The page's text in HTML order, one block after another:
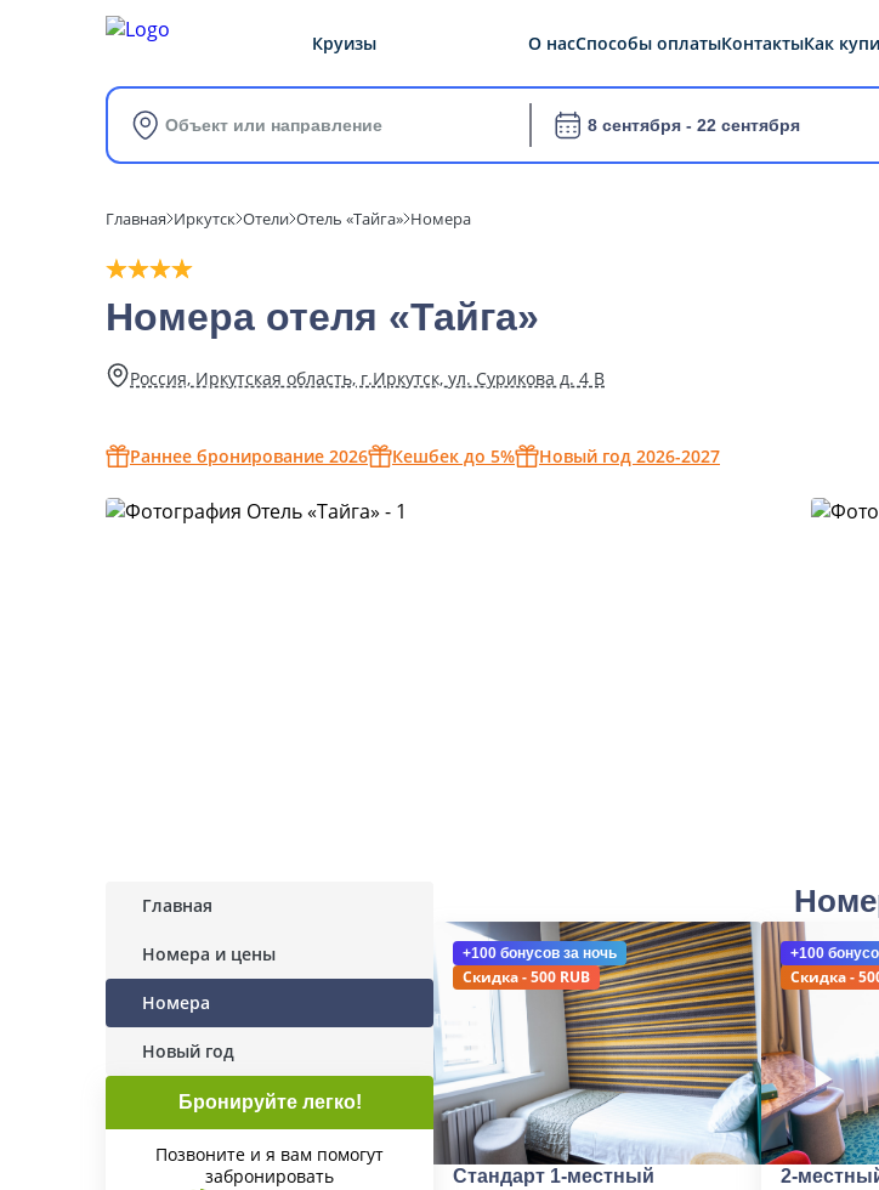
Круизы О насСпособы оплатыКонтактыКак
Объект или направление 8 сентября - 22 сентября
Главная Иркутск Отели Отель «Тайга» Номера
Номера отеля «Тайга»
Россия, Иркутская область, г.Иркутск, ул. Сурикова д. 4 В
Раннее бронирование 2026 Кешбек до 5% Новый год 2026-2027
Главная
Номера и цены
Номера
Новый год
Бронируйте легко!
Позвоните и я вам помогут
забронировать
+100 бонусов за ночь
Скидка - 500 RUB
Стандарт 1-местный
+100
Скидка -
2-